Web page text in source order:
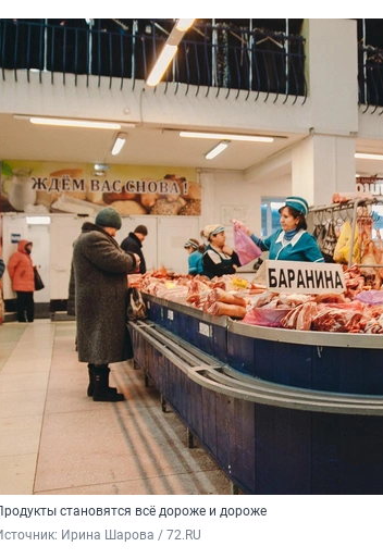
становятся всё дороже и дороже
Ирина Шарова / 72.RU